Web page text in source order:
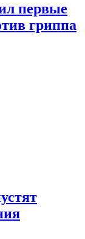
первые
гриппа